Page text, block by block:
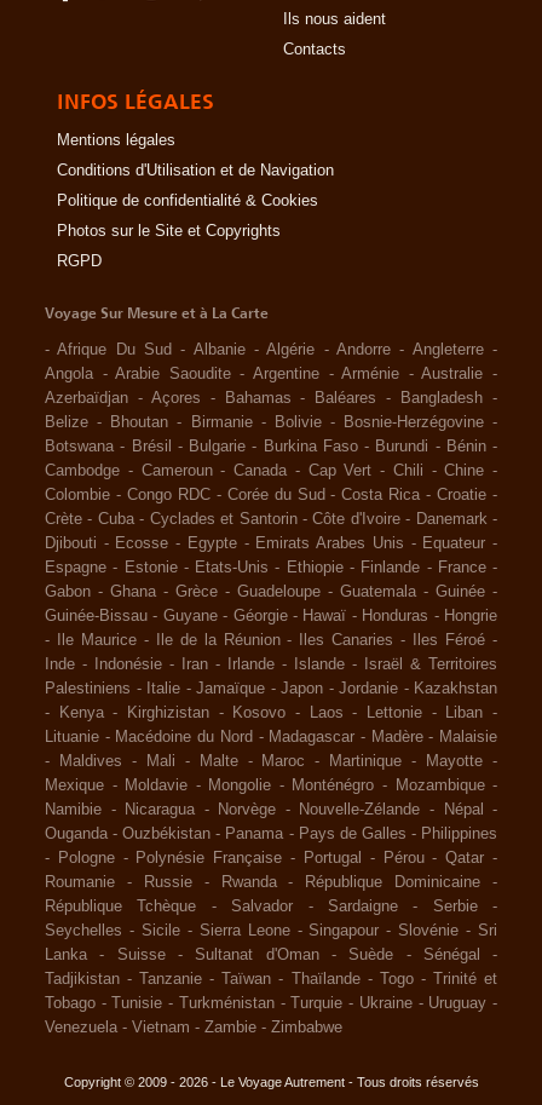
Ils nous aident
Contacts
INFOS LÉGALES
Mentions légales
Conditions d'Utilisation et de Navigation
Politique de confidentialité & Cookies
Photos sur le Site et Copyrights
RGPD
Voyage Sur Mesure et à La Carte
-Afrique Du Sud - Albanie -Algérie -Andorre - Angleterre -
Angola -Arabie Saoudite -Argentine -Arménie -Australie -
Azerbaïdjan - Açores - Bahamas - Baléares - Bangladesh -
Belize - Bhoutan - Birmanie - Bolivie - Bosnie-Herzégovine -
Botswana - Brésil - Bulgarie - Burkina Faso - Burundi - Bénin -
Cambodge - Cameroun - Canada - Cap Vert - Chili -Chine -
Colombie - Congo RDC - Corée du Sud -Costa Rica -Croatie -
Crète - Cuba - Cyclades et Santorin -Côte d'Ivoire - Danemark -
Djibouti - Ecosse - Egypte - Emirats Arabes Unis - Equateur -
Espagne - Estonie - Etats-Unis - Ethiopie - Finlande - France -
Gabon - Ghana - Grèce - Guadeloupe - Guatemala - Guinée -
Guinée-Bissau - Guyane - Géorgie - Hawaï - Honduras - Hongrie
-
Ile Maurice - Ile de la Réunion - Iles Canaries - Iles Féroé -
Inde - Indonésie - Iran - Irlande - Islande -
Israël & Territoires
Palestiniens - Italie - Jamaïque - Japon - Jordanie - Kazakhstan
-
Kenya - Kirghizistan - Kosovo - Laos - Lettonie - Liban -
Lituanie - Macédoine du Nord - Madagascar - Madère - Malaisie
-
Maldives - Mali - Malte - Maroc - Martinique - Mayotte -
Mexique - Moldavie - Mongolie - Monténégro - Mozambique -
Namibie - Nicaragua - Norvège - Nouvelle-Zélande - Népal
-
Ouganda -Ouzbékistan - Panama - Pays de Galles - Philippines
-
Pologne - Polynésie Française - Portugal - Pérou -Qatar -
Roumanie
- Russie - Rwanda - République Dominicaine
-
République Tchèque
- Salvador - Sardaigne - Serbie
-
Seychelles - Sicile - Sierra Leone - Singapour - Slovénie - Sri
Lanka
- Suisse - Sultanat d'Oman - Suède - Sénégal
-
Tadjikistan - Tanzanie - Taïwan - Thaïlande - Togo -
Trinité et
Tobago - Tunisie - Turkménistan - Turquie - Ukraine - Uruguay -
Venezuela - Vietnam - Zambie - Zimbabwe
Copyright © 2009 - 2026 - Le Voyage Autrement - Tous droits réservés